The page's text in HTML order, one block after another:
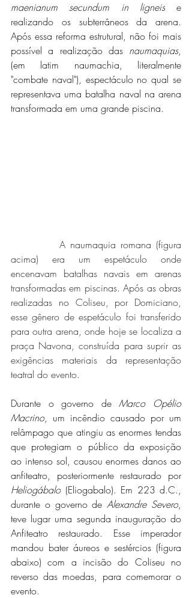
maenianum secundum in ligneis e
realizando os subterrâneos da arena.
Após essa reforma estrutural, não foi mais
possível a realização das naumaquias,
(em latim naumachia, literalmente
"combate naval"), espectáculo no qual se
representava uma batalha naval na arena
transformada em uma grande piscina.
acima) era um espetáculo onde
encenavam batalhas navais em arenas
transformadas em piscinas. Após as obras
realizadas no Coliseu, por Domiciano,
esse gênero de espetáculo foi transferido
para outra arena, onde hoje se localiza a
praça Navona, construída para suprir as
exigências materiais da representação
teatral do evento.
Durante o governo de Marco Opélio
Macrino, um incêndio causado por um
relâmpago que atingiu as enormes tendas
que protegiam o público da exposição
ao intenso sol, causou enormes danos ao
anfiteatro, posteriormente restaurado por
Heliogábalo (Eliogabalo). Em 223 d.C.,
durante o governo de Alexandre Severo,
teve lugar uma segunda inauguração do
Anfiteatro restaurado. Esse imperador
mandou bater áureos e sestércios (figura
abaixo) com a incisão do Coliseu no
reverso das moedas, para comemorar o
evento.